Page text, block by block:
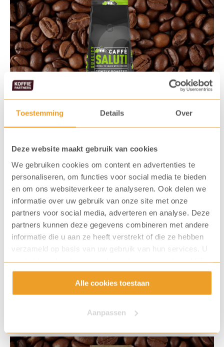
Toestemming Details Over
Deze website maakt gebruik van cookies
We gebruiken cookies om content en advertenties te
personaliseren, om functies voor social media te bieden
en om ons websiteverkeer te analyseren. Ook delen we
informatie over uw gebruik van onze site met onze
partners voor social media, adverteren en analyse. Deze
partners kunnen deze gegevens combineren met andere
informatie die u aan ze heeft verstrekt of die ze hebben
verzameld op basis van uw gebruik van hun services. U
gaat akkoord met onze cookies als u onze website blijft
gebruiken.
Alle cookies toestaan
Aanpassen
Saluti Superiore espressobonen